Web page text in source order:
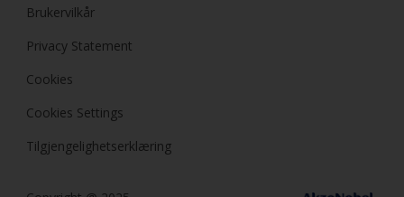
Brukervilkår
Privacy Statement
Cookies
Cookies Settings
Tilgjengelighetserklæring